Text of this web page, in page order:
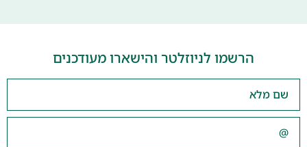
הרשמו לניוזלטר והישארו מעודכנים